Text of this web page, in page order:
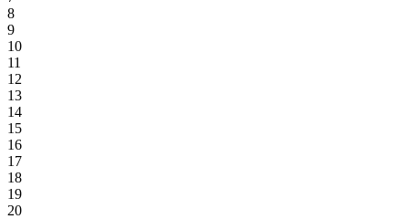
8
9
10
11
12
13
14
15
16
17
18
19
20